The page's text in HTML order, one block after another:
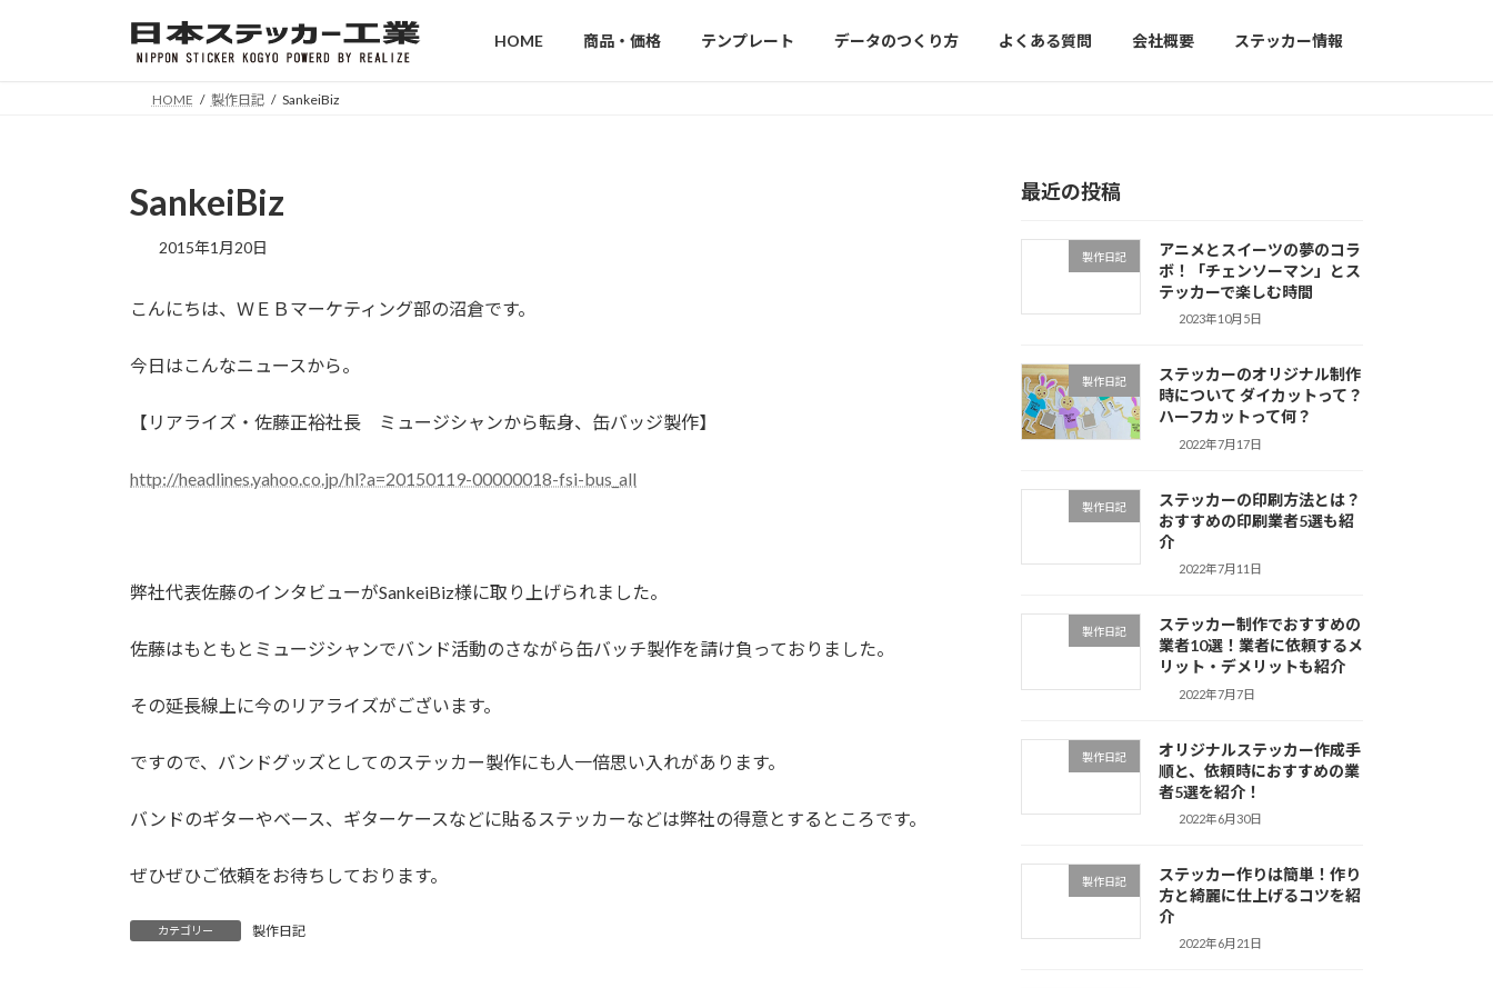
HOME 商品・価格 テンプレート データのつくり方 よくある質問 会社概要 ステッカー情報
HOME 製作日記 SankeiBiz
SankeiBiz
2015年1月20日
こんにちは、ＷＥＢマーケティング部の沼倉です。
今日はこんなニュースから。
【リアライズ・佐藤正裕社長 ミュージシャンから転身、缶バッジ製作】
http://headlines.yahoo.co.jp/hl?a=20150119-00000018-fsi-bus_all
弊社代表佐藤のインタビューがSankeiBiz様に取り上げられました。
佐藤はもともとミュージシャンでバンド活動のさながら缶バッチ製作を請け負っておりました。
その延長線上に今のリアライズがございます。
ですので、バンドグッズとしてのステッカー製作にも人一倍思い入れがあります。
バンドのギターやベース、ギターケースなどに貼るステッカーなどは弊社の得意とするところです。
ぜひぜひご依頼をお待ちしております。
カテゴリー 製作日記
最近の投稿
製作日記
アニメとスイーツの夢のコラ
ボ！「チェンソーマン」とス
テッカーで楽しむ時間
2023年10月5日
製作日記
ステッカーのオリジナル制作
時について ダイカットって？
ハーフカットって何？
2022年7月17日
製作日記
ステッカーの印刷方法とは？
おすすめの印刷業者5選も紹
介
2022年7月11日
製作日記
ステッカー制作でおすすめの
業者10選！業者に依頼するメ
リット・デメリットも紹介
2022年7月7日
製作日記
オリジナルステッカー作成手
順と、依頼時におすすめの業
者5選を紹介！
2022年6月30日
製作日記
ステッカー作りは簡単！作り
方と綺麗に仕上げるコツを紹
介
2022年6月21日